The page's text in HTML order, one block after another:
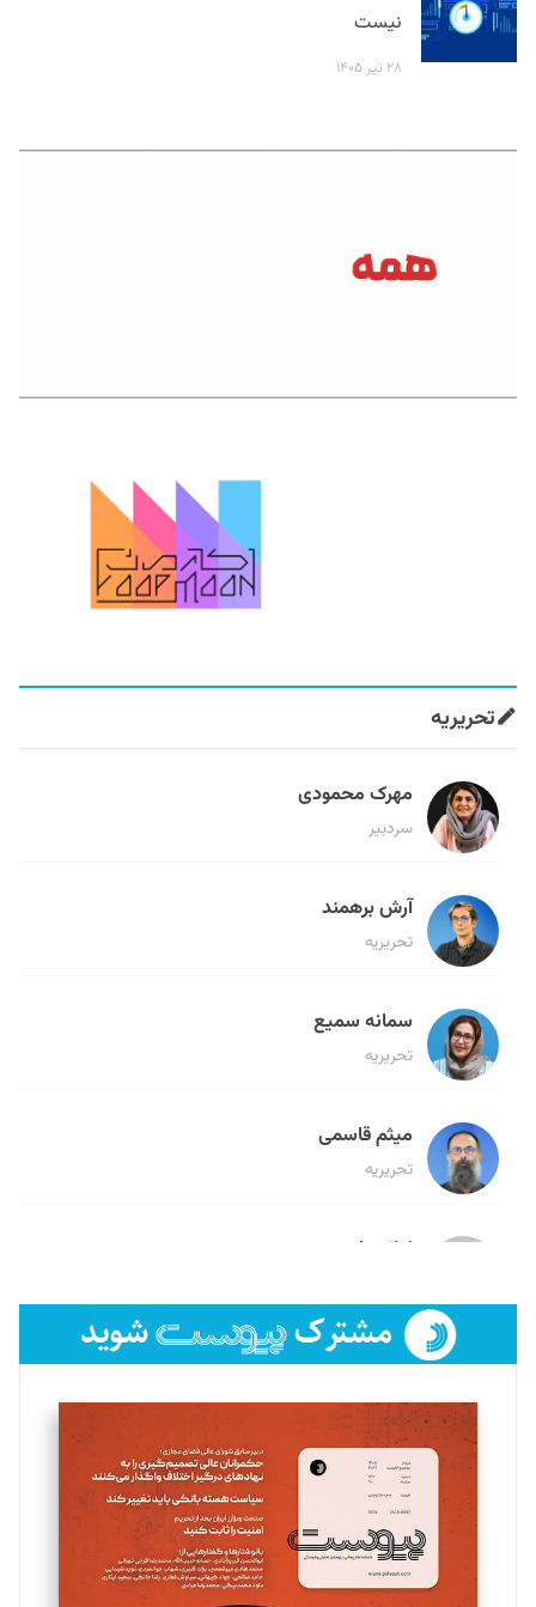
نیست
۲۸ تیر ۱۴۰۵
تحریریه
مهرک محمودی
سردبیر
آرش برهمند
تحریریه
سمانه سمیع
تحریریه
میثم قاسمی
تحریریه
لیلا حنارود
فائزه فتحی رستمی
تحریریه
سروش کرمیان
تحریریه
مینا پاکدل